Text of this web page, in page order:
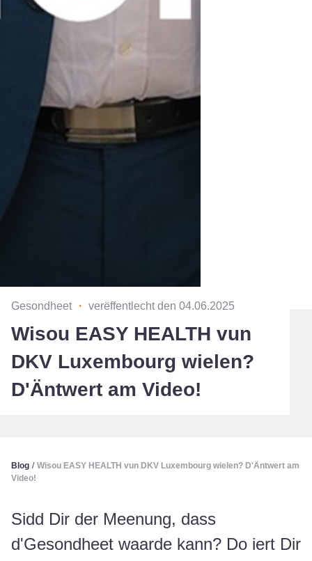
Gesondheet ・ verëffentlecht den 04.06.2025
Wisou EASY HEALTH vun
DKV Luxembourg wielen?
D'Äntwert am Video!
Blog / Wisou EASY HEALTH vun DKV Luxembourg wielen? D'Äntwert am
Video!
Sidd Dir der Meenung, dass
d'Gesondheet waarde kann? Do iert Dir